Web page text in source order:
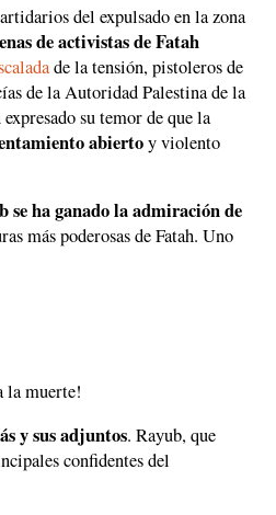
del expulsado en la zona
de activistas de Fatah
de la tensión, pistoleros de
de la Autoridad Palestina de la
su temor de que la
abiertoy violento
se ha ganado la admiración de
más poderosas de Fatah. Uno
la muerte!
y sus adjuntos. Rayub, que
confidentes del